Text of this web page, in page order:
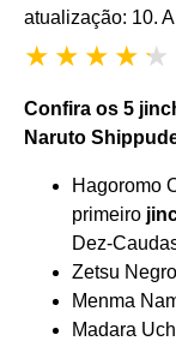
atualização: 10.
Confira os 5
Naruto
Hagoromo
primeiro
Dez-
Zetsu
Menma
Madara